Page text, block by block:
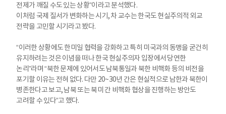
전제가 깨질 수도 있는 상황”이라고 분석했다.
이처럼 국제 질서가 변화하는 시기, 차 교수는 한국도 현실주의적 외교
전략을 고민할 시기라고 봤다.
“이러한 상황에도 한미일 협력을 강화하고 특히 미국과의 동맹을 굳건히
유지하려는 것은 이념을 떠나 한국 현실주의자 입장에서 당연한
논리”라며 “북한 문제에 있어서도 남북통일과 북한 비핵화 등의 비전을
포기할 이유는 전혀 없다. 다만 20~30년 간은 현실적으로 남한과 북한이
병존한다고 보고, 남북 또는 북미 간 비핵화 협상을 진행하는 방안도
고려할 수 있다”고 했다.